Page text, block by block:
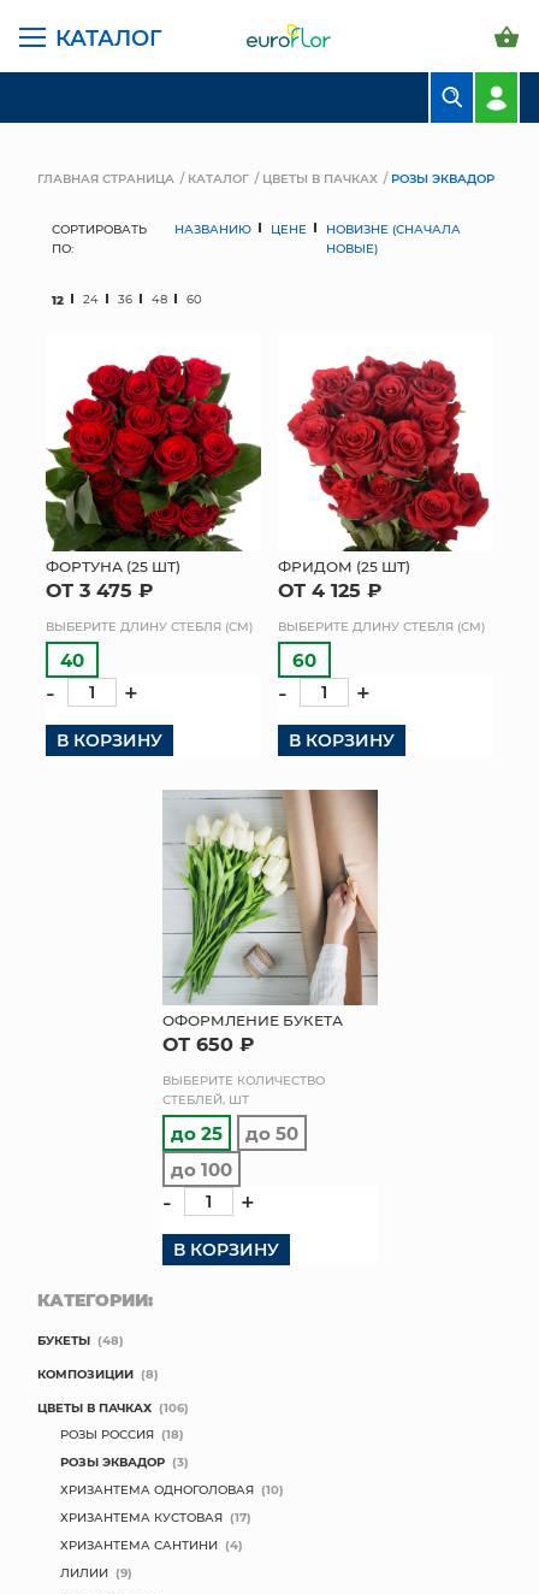
КАТАЛОГ
ГОРШКИ И КАШПО
ГРУНТЫ И УДОБРЕНИЯ
ПРЕДМЕТЫ ИНТЕРЬЕРА
МЯГКИЕ ИГРУШКИ
КОРЗИНЫ
СУНДУКИ
ИСКУССТВЕННЫЕ ЦВЕТЫ
ПАКЕТЫ И СУМКИ
ПОДАРОЧНЫЕ КАРТЫ
ТОРГОВЫЙ ЦЕНТР
ОПТОВЫМ КЛИЕНТАМ
КОНТАКТЫ
ГЛАВНАЯ СТРАНИЦА КАТАЛОГ ЦВЕТЫ В ПАЧКАХ РОЗЫ ЭКВАДОР
СОРТИРОВАТЬ
ПО:
НАЗВАНИЮ ЦЕНЕ
НОВИЗНЕ (СНАЧАЛА
НОВЫЕ)
12 24 36 48 60
ФОРТУНА (25 ШТ)
ОТ 3 475 ₽
ВЫБЕРИТЕ ДЛИНУ СТЕБЛЯ (СМ)
40
- +
В КОРЗИНУ
ФРИДОМ (25 ШТ)
ОТ 4 125 ₽
ВЫБЕРИТЕ ДЛИНУ СТЕБЛЯ (СМ)
60
- +
В КОРЗИНУ
ОФОРМЛЕНИЕ БУКЕТА
ОТ 650 ₽
ВЫБЕРИТЕ КОЛИЧЕСТВО
СТЕБЛЕЙ, ШТ
до 25
до 50
до 100
- +
В КОРЗИНУ
КАТЕГОРИИ:
БУКЕТЫ (48)
КОМПОЗИЦИИ (8)
ЦВЕТЫ В ПАЧКАХ (106)
РОЗЫ РОССИЯ (18)
РОЗЫ ЭКВАДОР (3)
ХРИЗАНТЕМА ОДНОГОЛОВАЯ (10)
ХРИЗАНТЕМА КУСТОВАЯ (17)
ХРИЗАНТЕМА САНТИНИ (4)
ЛИЛИИ (9)